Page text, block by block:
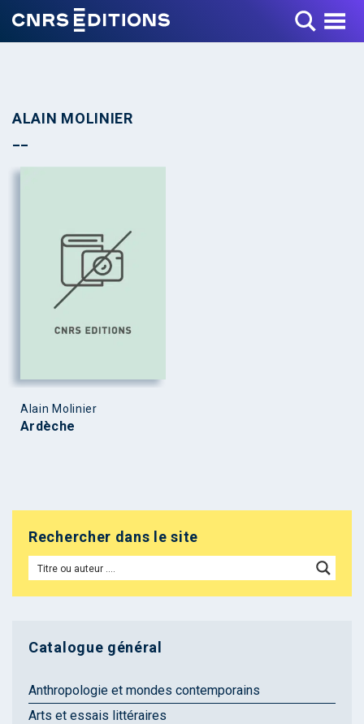
Toggle Menu
ALAIN MOLINIER
Alain Molinier
Ardèche
Rechercher dans le site
Catalogue général
Anthropologie et mondes contemporains
Arts et essais littéraires